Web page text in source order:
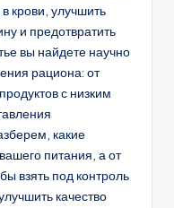
крови, улучшить
и предотвратить
вы найдете научно
рациона: от
с низким
какие
питания, а от
взять под контроль
качество